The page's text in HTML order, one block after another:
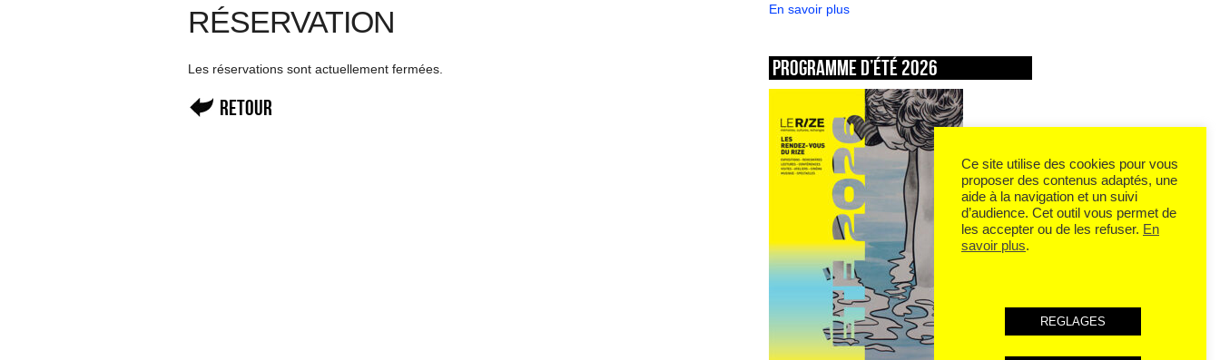
RÉSERVATION
Les réservations sont actuellement fermées.
Retour
En savoir plus
Programme d’été 2026
Ce site utilise des cookies pour vous
proposer des contenus adaptés, une
aide à la navigation et un suivi
d’audience. Cet outil vous permet de
les accepter ou de les refuser. En
savoir plus.
REGLAGES